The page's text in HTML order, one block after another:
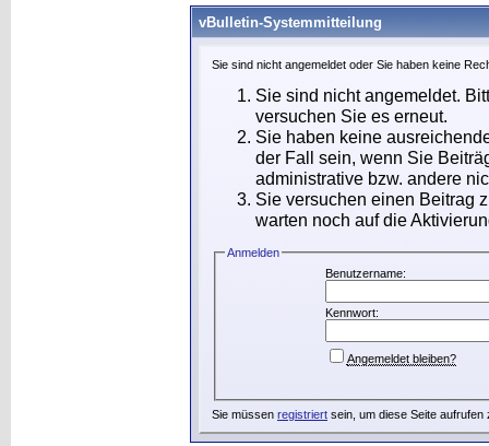
vBulletin-Systemmitteilung
Sie sind nicht angemeldet oder Sie haben keine
Sie sind nicht angemeldet.
versuchen Sie es erneut.
Sie haben keine
der Fall sein, wenn Sie
administrative bzw. andere
Sie versuchen einen Beitrag
warten noch auf die
Anmelden
Benutzername:
Kennwort:
Angemeldet bleiben?
Sie müssen registriert sein, um diese Seite aufrufen